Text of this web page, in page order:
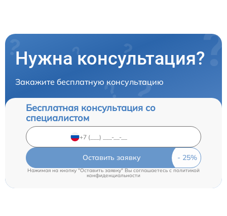
Нужна консультация?
Закажите бесплатную консультацию
Бесплатная консультация со
специалистом
Оставить заявку
Нажимая на кнопку "Оставить заявку" Вы соглашаетесь c политикой
конфиденциальности